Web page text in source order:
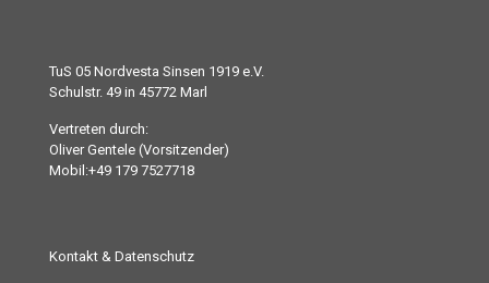
TuS 05 Nordvesta Sinsen 1919 e.V.
Schulstr. 49 in 45772 Marl
Vertreten durch:
Oliver Gentele (Vorsitzender)
Mobil:+49 179 7527718
Kontakt & Datenschutz